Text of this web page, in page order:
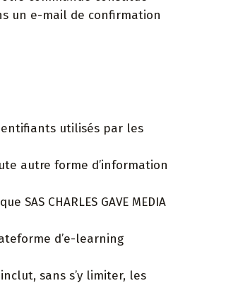
un e-mail de confirmation
utilisés par les
autre forme d’information
CHARLES GAVE MEDIA
d’e-learning
sans s’y limiter, les